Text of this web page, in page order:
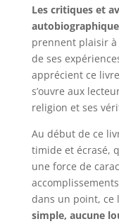
Les critiques et
prennent plaisir
de ses
apprécient ce
s’ouvre aux
religion et ses
Au début de ce
timide et écrasé,
une force de
dans un point, ce
simple, aucune